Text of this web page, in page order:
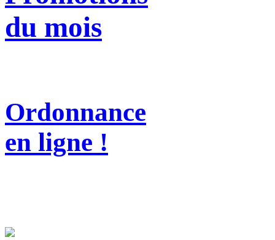
du mois
Ordonnance
en ligne !